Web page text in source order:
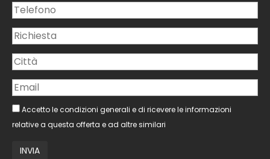
Accetto le condizioni generali e di ricevere le informazioni
relative a questa offerta e ad altre similari